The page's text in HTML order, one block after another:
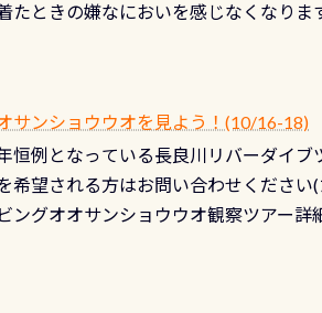
たときの嫌なにおいを感じなくなりま
)がないか確認冬になり、使い始めて
のオーバーホール排気バルブは、ド
ールも非常に大切です BCDで言うと
て急浮上…なんて事がないようにし
サンショウウオを見よう！(10/16-18)
恒例となっている長良川リバーダイ
希望される方はお問い合わせくださ
ングオオサンショウウオ観察ツアー